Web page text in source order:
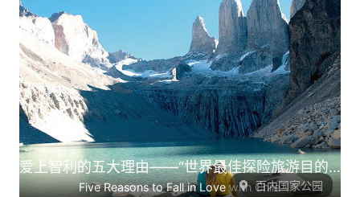
爱上智利的五大理由——“世界最佳探险旅游目的地”等您来探索
Five Reasons to Fall in Love with Chile百内国家公园